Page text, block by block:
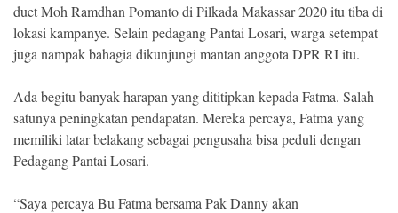
duet Moh Ramdhan Pomanto di Pilkada Makassar 2020 itu tiba di
lokasi kampanye. Selain pedagang Pantai Losari, warga setempat
juga nampak bahagia dikunjungi mantan anggota DPR RI itu.
Ada begitu banyak harapan yang dititipkan kepada Fatma. Salah
satunya peningkatan pendapatan. Mereka percaya, Fatma yang
memiliki latar belakang sebagai pengusaha bisa peduli dengan
Pedagang Pantai Losari.
“Saya percaya Bu Fatma bersama Pak Danny akan